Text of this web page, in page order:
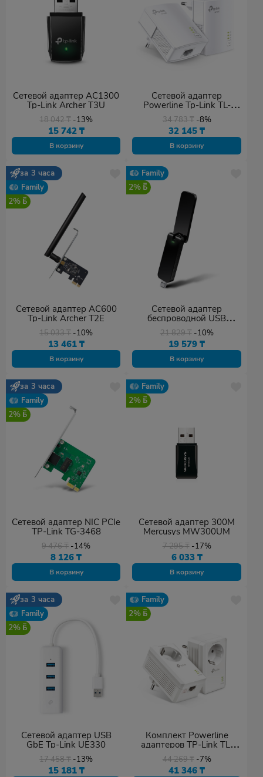
Сетевой адаптер AC1300
Tp-Link Archer T3U
18 042₸ -13%
15 742 ₸
В корзину
Сетевой адаптер
Powerline Tp-Link TL-
PA7017 KIT
34 783₸ -8%
32 145₸
В корзину
за 3 часа
Family
2%
Сетевой адаптер AC600
Tp-Link Archer T2E
15 033₸ -10%
13 461 ₸
В корзину
Family
2%
Сетевой адаптер
беспроводной USB
AC1200 Tp-Link Archer
T4U
21 829₸ -10%
19 579₸
В корзину
за 3 часа
Family
2%
Сетевой адаптер NIC PCIe
TP-Link TG-3468
9 476₸ -14%
8 126₸
В корзину
Family
2%
Сетевой адаптер 300M
Mercusys MW300UM
7 295₸ -17%
6 033 ₸
В корзину
за 3 часа
Family
2%
Сетевой адаптер USB
GbE Tp-Link UE330
17 458₸ -13%
15 181 ₸
Family
2%
Комплект Powerline
адаптеров TP-Link TL-
PA7017P KIT
44 269₸ -7%
41 346₸